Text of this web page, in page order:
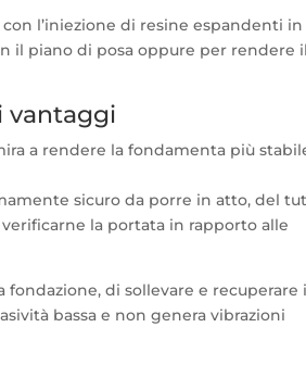
l’iniezione di resine espandenti in
il piano di posa oppure per rendere
vantaggi
a rendere la fondamenta più
sicuro da porre in atto, del
la portata in rapporto alle
di sollevare e recuperare
bassa e non genera vibrazioni